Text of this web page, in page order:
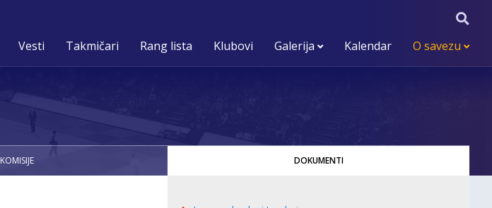
Vesti Takmičari Rang lista Klubovi Galerija Kalendar O savezu
KOMISIJE DOKUMENTI